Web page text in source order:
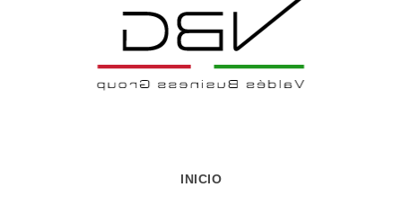
INICIO